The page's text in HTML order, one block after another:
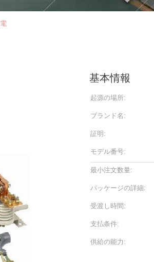
基本情報
起源の場所:
ブランド名:
証明:
モデル番号:
最小注文数量:
パッケージの詳細:
受渡し時間:
支払条件:
供給の能力: